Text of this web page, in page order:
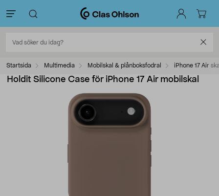
Startsida Multimedia Mobilskal & plånboksfodral iPhone 17 Air
Holdit Silicone Case för iPhone 17 Air mobilskal